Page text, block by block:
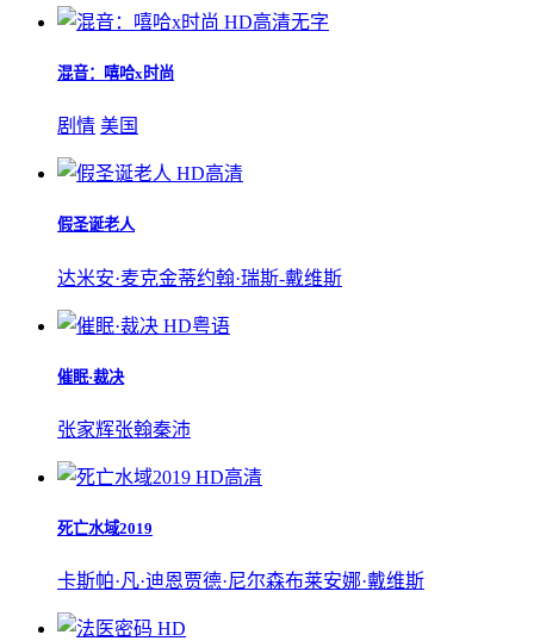
HD高清无字
混音：嘻哈x时尚
剧情 美国
HD高清
假圣诞老人
达米安·麦克金蒂约翰·瑞斯-戴维斯
HD粤语
催眠·裁决
张家辉张翰秦沛
HD高清
死亡水域2019
卡斯帕·凡·迪恩贾德·尼尔森布莱安娜·戴维斯
HD